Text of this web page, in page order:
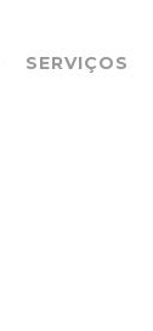
SERVIÇOS